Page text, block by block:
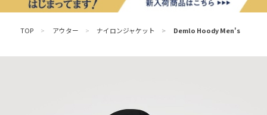
TOP > アウター > ナイロンジャケット > Demlo Hoody Men's